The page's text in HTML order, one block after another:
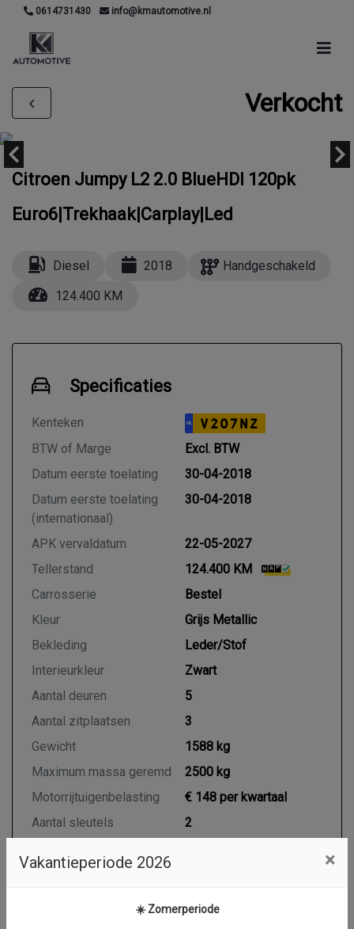
0614731430 info@kmautomotive.nl
Verkocht
Citroen Jumpy L2 2.0 BlueHDI 120pk
Euro6|Trekhaak|Carplay|Led
Diesel 2018
Handgeschakeld
124.400 KM
Specificaties
Kenteken NL V207NZ
BTW of Marge
Excl. BTW
Datum eerste toelating
30-04-2018
Datum eerste toelating
(internationaal)
30-04-2018
APK vervaldatum
22-05-2027
Tellerstand
124.400 KM
Carrosserie
Bestel
Kleur
Grijs Metallic
Bekleding
Leder/Stof
Interieurkleur
Zwart
Aantal deuren
5
Aantal zitplaatsen
3
Gewicht
1588 kg
Maximum massa geremd
2500 kg
Motorrijtuigenbelasting
€ 148 per kwartaal
Aantal sleutels
2
Motor en transmissie
Vakantieperiode 2026 ×
☀️ Zomerperiode